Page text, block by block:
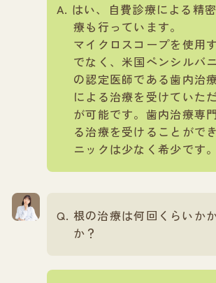
はい、自費診療による精
療も行っています。
マイクロスコープを使用
でなく、米国ペンシルバ
の認定医師である歯内治
による治療を受けていた
が可能です。歯内治療専
る治療を受けることがで
ニックは少なく希少です。
根の治療は何回くらいか
か？